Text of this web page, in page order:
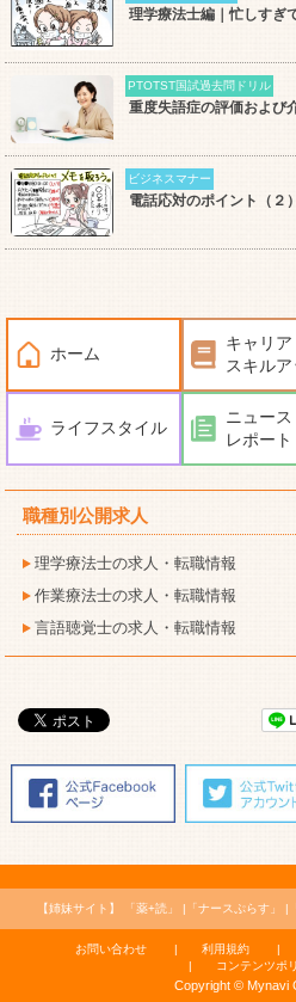
理学療法士編｜忙しすぎ
PTOTST国試過去問ドリル
重度失語症の評価および
ビジネスマナー
電話応対のポイント（２
ホーム
キャリア
スキルア
ライフスタイル
ニュース
レポート
職種別公開求人
理学療法士の求人・転職情報
作業療法士の求人・転職情報
言語聴覚士の求人・転職情報
【姉妹サイト】 「薬+読」 「ナースぷらす」
お問い合わせ 利用規約
コンテンツポ
Copyright © Mynavi